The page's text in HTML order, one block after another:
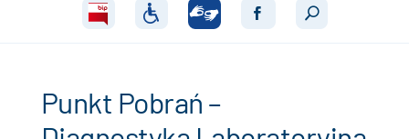
Punkt Pobrań –